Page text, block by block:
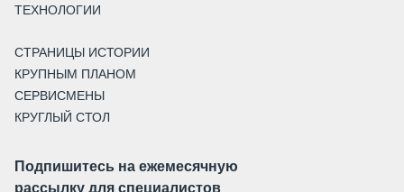
ТЕХНОЛОГИИ
СТРАНИЦЫ ИСТОРИИ
КРУПНЫМ ПЛАНОМ
СЕРВИСМЕНЫ
КРУГЛЫЙ СТОЛ
Подпишитесь на ежемесячную
рассылку для специалистов